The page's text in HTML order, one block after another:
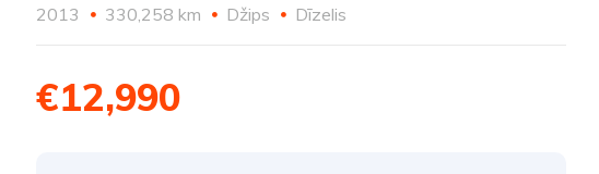
2013 330,258 km Džips Dīzelis
€12,990